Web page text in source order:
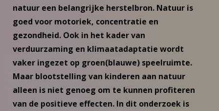
natuur een belangrijke herstelbron. Natuur is
goed voor motoriek, concentratie en
gezondheid. Ook in het kader van
verduurzaming en klimaatadaptatie wordt
vaker ingezet op groen(blauwe) speelruimte.
Maar blootstelling van kinderen aan natuur
alleen is niet genoeg om te kunnen profiteren
van de positieve effecten. In dit onderzoek is